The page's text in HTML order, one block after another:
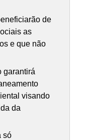
de
as
e que não
garantirá
visando
da
só